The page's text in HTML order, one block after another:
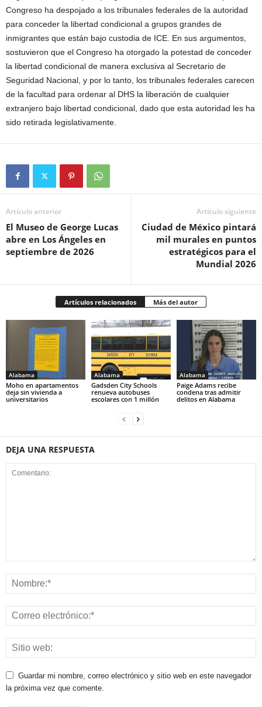
Congreso ha despojado a los tribunales federales de la autoridad
para conceder la libertad condicional a grupos grandes de
inmigrantes que están bajo custodia de ICE. En sus argumentos,
sostuvieron que el Congreso ha otorgado la potestad de conceder
la libertad condicional de manera exclusiva al Secretario de
Seguridad Nacional, y por lo tanto, los tribunales federales carecen
de la facultad para ordenar al DHS la liberación de cualquier
extranjero bajo libertad condicional, dado que esta autoridad les ha
sido retirada legislativamente.
Artículo anterior
El Museo de George Lucas
abre en Los Ángeles en
septiembre de 2026
Artículo siguiente
Ciudad de México pintará
mil murales en puntos
estratégicos para el
Mundial 2026
Artículos relacionados Más del autor
Alabama
Moho en apartamentos
deja sin vivienda a
universitarios
Alabama
Gadsden City Schools
renueva autobuses
escolares con 1 millón
Alabama
Paige Adams recibe
condena tras admitir
delitos en Alabama
DEJA UNA RESPUESTA
Guardar mi nombre, correo electrónico y sitio web en este navegador
la próxima vez que comente.